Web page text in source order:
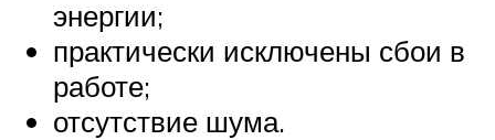
энергии;
практически исключены сбои в
работе;
отсутствие шума.